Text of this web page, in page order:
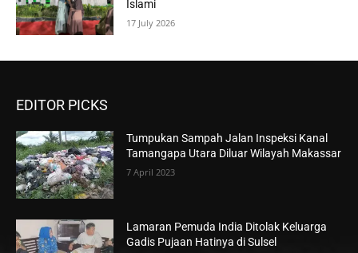
Islami
17 July 2026
EDITOR PICKS
Tumpukan Sampah Jalan Inspeksi Kanal
Tamangapa Utara Diluar Wilayah Makassar
7 April 2023
Lamaran Pemuda India Ditolak Keluarga
Gadis Pujaan Hatinya di Sulsel